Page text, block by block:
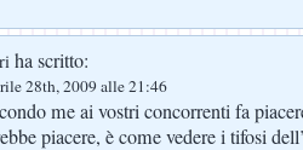
ha scritto:
28th, 2009 alle 21:46
me ai vostri concorrenti fa
piacere, è come vedere i tifosi